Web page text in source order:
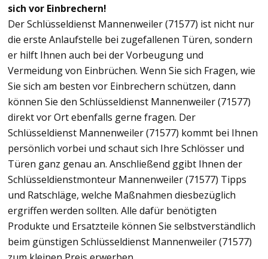
sich vor Einbrechern!
Der Schlüsseldienst Mannenweiler (71577) ist nicht nur
die erste Anlaufstelle bei zugefallenen Türen, sondern
er hilft Ihnen auch bei der Vorbeugung und
Vermeidung von Einbrüchen. Wenn Sie sich Fragen, wie
Sie sich am besten vor Einbrechern schützen, dann
können Sie den Schlüsseldienst Mannenweiler (71577)
direkt vor Ort ebenfalls gerne fragen. Der
Schlüsseldienst Mannenweiler (71577) kommt bei Ihnen
persönlich vorbei und schaut sich Ihre Schlösser und
Türen ganz genau an. Anschließend ggibt Ihnen der
Schlüsseldienstmonteur Mannenweiler (71577) Tipps
und Ratschläge, welche Maßnahmen diesbezüglich
ergriffen werden sollten. Alle dafür benötigten
Produkte und Ersatzteile können Sie selbstverständlich
beim günstigen Schlüsseldienst Mannenweiler (71577)